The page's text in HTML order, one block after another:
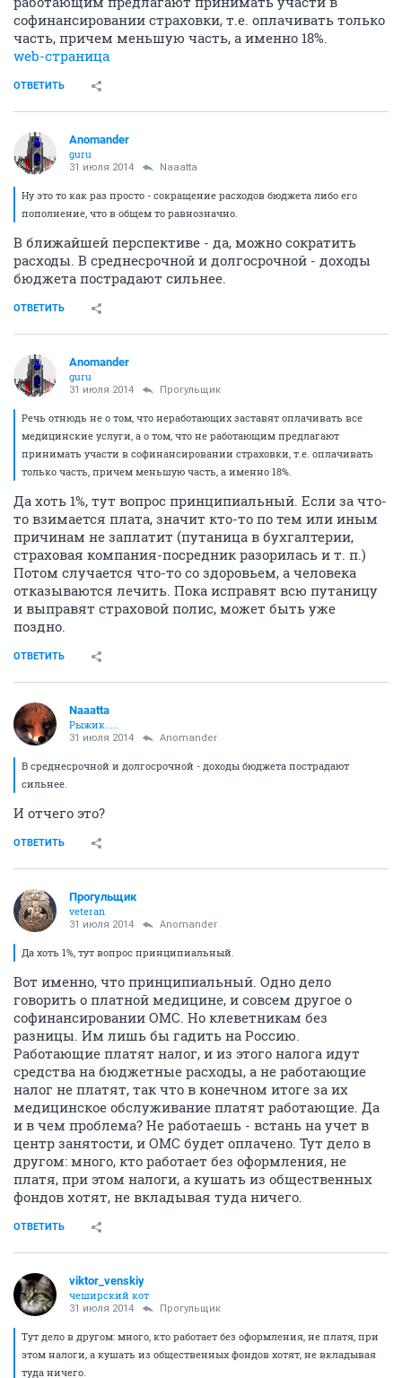
софинансировании страховки, т.е. оплачивать только
часть, причем меньшую часть, а именно 18%.
web-страница
ОТВЕТИТЬ
Anomander
guru
31 июля 2014 Naaatta
Ну это то как раз просто - сокращение расходов бюджета либо его
пополнение, что в общем то равнозначно.
В ближайшей перспективе - да, можно сократить
расходы. В среднесрочной и долгосрочной - доходы
бюджета пострадают сильнее.
ОТВЕТИТЬ
Anomander
guru
31 июля 2014 Прогульщик
Речь отнюдь не о том, что неработающих заставят оплачивать все
медицинские услуги, а о том, что не работающим предлагают
принимать участи в софинансировании страховки, т.е. оплачивать
только часть, причем меньшую часть, а именно 18%.
Да хоть 1%, тут вопрос принципиальный. Если за что-
то взимается плата, значит кто-то по тем или иным
причинам не заплатит (путаница в бухгалтерии,
страховая компания-посредник разорилась и т. п.)
Потом случается что-то со здоровьем, а человека
отказываются лечить. Пока исправят всю путаницу
и выправят страховой полис, может быть уже
поздно.
ОТВЕТИТЬ
Naaatta
Рыжик.....
31 июля 2014 Anomander
В среднесрочной и долгосрочной - доходы бюджета пострадают
сильнее.
И отчего это?
ОТВЕТИТЬ
Прогульщик
veteran
31 июля 2014 Anomander
Да хоть 1%, тут вопрос принципиальный.
Вот именно, что принципиальный. Одно дело
говорить о платной медицине, и совсем другое о
софинансировании ОМС. Но клеветникам без
разницы. Им лишь бы гадить на Россию.
Работающие платят налог, и из этого налога идут
средства на бюджетные расходы, а не работающие
налог не платят, так что в конечном итоге за их
медицинское обслуживание платят работающие. Да
и в чем проблема? Не работаешь - встань на учет в
центр занятости, и ОМС будет оплачено. Тут дело в
другом: много, кто работает без оформления, не
платя, при этом налоги, а кушать из общественных
фондов хотят, не вкладывая туда ничего.
ОТВЕТИТЬ
viktor_venskiy
чеширский кот
31 июля 2014 Прогульщик
Тут дело в другом: много, кто работает без оформления, не платя, при
этом налоги, а кушать из общественных фондов хотят, не вкладывая
туда ничего.